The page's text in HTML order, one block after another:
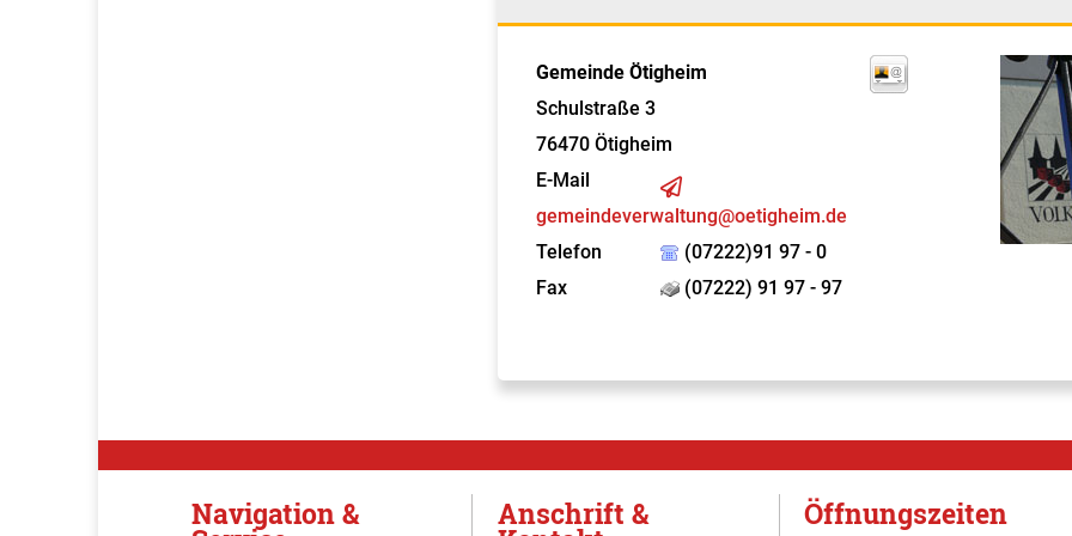
Gemeinde Ötigheim
Schulstraße 3
76470 Ötigheim
E-Mail
gemeindeverwaltung@oetigheim.de
Telefon
(07222)91 97 - 0
Fax
(07222) 91 97 - 97
Navigation & Anschrift & Öffnungszeiten